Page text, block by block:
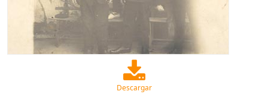
Descargar